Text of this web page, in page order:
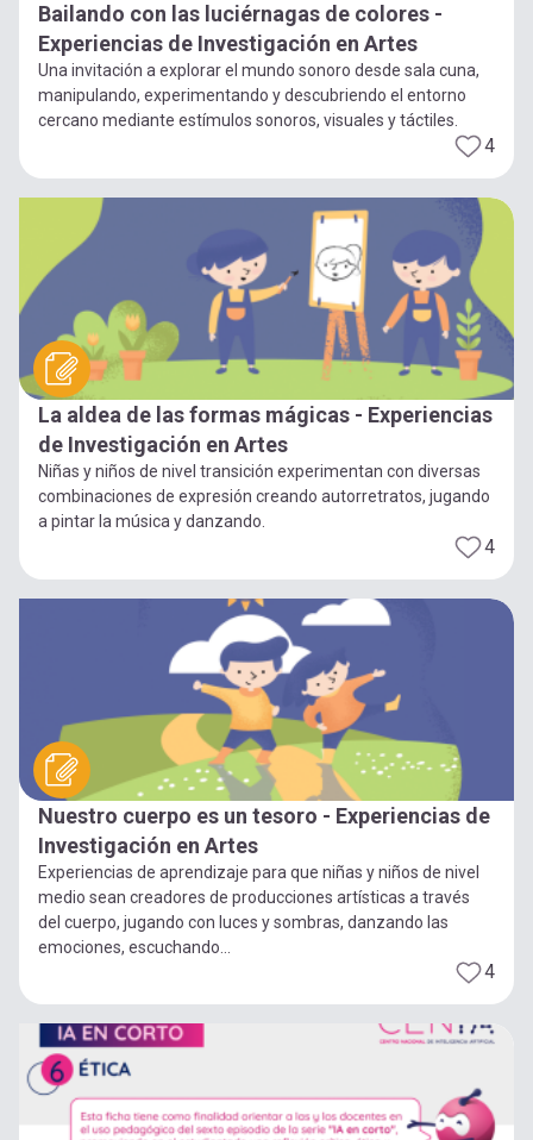
Bailando con las luciérnagas de colores -
Experiencias de Investigación en Artes
Una invitación a explorar el mundo sonoro desde sala cuna,
manipulando, experimentando y descubriendo el entorno
cercano mediante estímulos sonoros, visuales y táctiles.
4
La aldea de las formas mágicas - Experiencias
de Investigación en Artes
Niñas y niños de nivel transición experimentan con diversas
combinaciones de expresión creando autorretratos, jugando
a pintar la música y danzando.
4
Nuestro cuerpo es un tesoro - Experiencias de
Investigación en Artes
Experiencias de aprendizaje para que niñas y niños de nivel
medio sean creadores de producciones artísticas a través
del cuerpo, jugando con luces y sombras, danzando las
emociones, escuchando...
4